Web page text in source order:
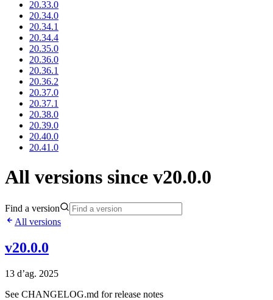
20.33.0
20.34.0
20.34.1
20.34.4
20.35.0
20.36.0
20.36.1
20.36.2
20.37.0
20.37.1
20.38.0
20.39.0
20.40.0
20.41.0
All versions since v20.0.0
Find a version
All versions
v20.0.0
13 d’ag. 2025
See CHANGELOG.md for release notes